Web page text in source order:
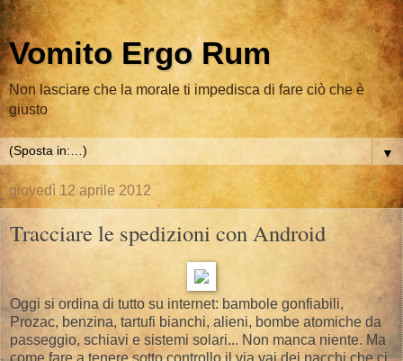
Vomito Ergo Rum
Non lasciare che la morale ti impedisca di fare ciò che è
giusto
▼
giovedì 12 aprile 2012
Tracciare le spedizioni con Android
Oggi si ordina di tutto su internet: bambole gonfiabili,
Prozac, benzina, tartufi bianchi, alieni, bombe atomiche da
passeggio, schiavi e sistemi solari... Non manca niente. Ma
come fare a tenere sotto controllo il via vai dei pacchi che ci